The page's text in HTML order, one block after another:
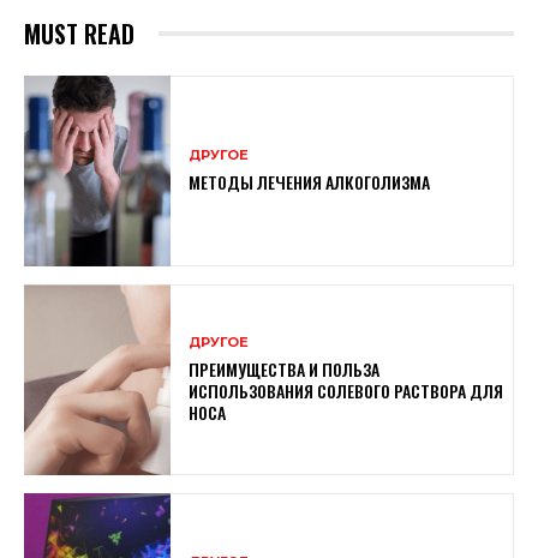
MUST READ
ДРУГОЕ
МЕТОДЫ ЛЕЧЕНИЯ АЛКОГОЛИЗМА
ДРУГОЕ
ПРЕИМУЩЕСТВА И ПОЛЬЗА
ИСПОЛЬЗОВАНИЯ СОЛЕВОГО РАСТВОРА ДЛЯ
НОСА